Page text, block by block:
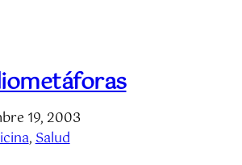
19, 2003
, Salud